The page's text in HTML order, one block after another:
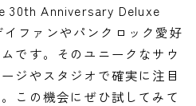
30th Anniversary Deluxe
ファンやパンクロック愛好
です。そのユニークなサウ
ジやスタジオで確実に注目
この機会にぜひ試してみて